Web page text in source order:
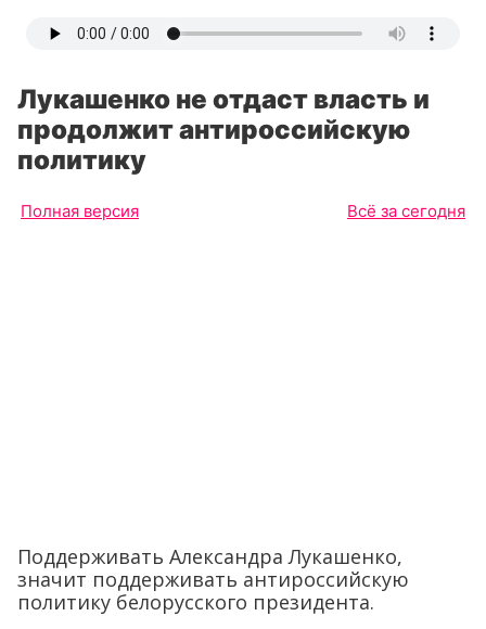
Лукашенко не отдаст власть и
продолжит антироссийскую
политику
Полная версия Всё за сегодня
Поддерживать Александра Лукашенко,
значит поддерживать антироссийскую
политику белорусского президента.